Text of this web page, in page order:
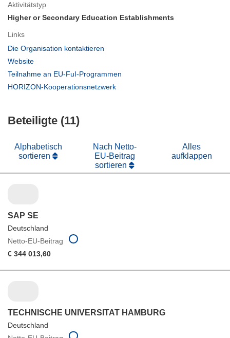
Aktivitätstyp
Higher or Secondary Education Establishments
Links
Die Organisation kontaktieren
Website
in
Fenster)
Teilnahme an EU-FuI-Programmen
HORIZON-Kooperationsnetzwerk
Beteiligte (11)
Alphabetisch
sortieren
Nach Netto-
EU-Beitrag
sortieren
Alles
aufklappen
SAP SE
Deutschland
Netto-EU-Beitrag
€ 344 013,60
TECHNISCHE UNIVERSITAT HAMBURG
Deutschland